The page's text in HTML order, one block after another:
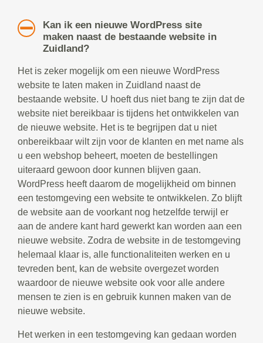
Kan ik een nieuwe WordPress site
maken naast de bestaande website in
Zuidland?
Het is zeker mogelijk om een nieuwe WordPress
website te laten maken in Zuidland naast de
bestaande website. U hoeft dus niet bang te zijn dat de
website niet bereikbaar is tijdens het ontwikkelen van
de nieuwe website. Het is te begrijpen dat u niet
onbereikbaar wilt zijn voor de klanten en met name als
u een webshop beheert, moeten de bestellingen
uiteraard gewoon door kunnen blijven gaan.
WordPress heeft daarom de mogelijkheid om binnen
een testomgeving een website te ontwikkelen. Zo blijft
de website aan de voorkant nog hetzelfde terwijl er
aan de andere kant hard gewerkt kan worden aan een
nieuwe website. Zodra de website in de testomgeving
helemaal klaar is, alle functionaliteiten werken en u
tevreden bent, kan de website overgezet worden
waardoor de nieuwe website ook voor alle andere
mensen te zien is en gebruik kunnen maken van de
nieuwe website.
Het werken in een testomgeving kan gedaan worden